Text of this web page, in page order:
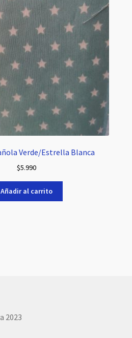
Verde/Estrella Blanca
$5.990
Añadir al carrito
2023